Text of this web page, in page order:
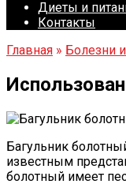
Диеты и
Контакты
Главная » Болезни
Багульник
известным
болотный имеет